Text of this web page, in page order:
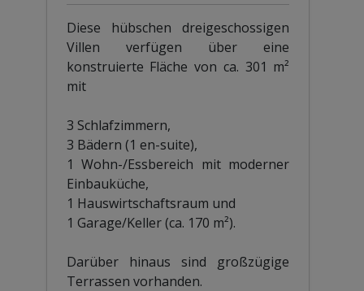
Diese hübschen dreigeschossigen
Villen verfügen über eine
konstruierte Fläche von ca. 301 m²
mit
3 Schlafzimmern,
3 Bädern (1 en-suite),
1 Wohn-/Essbereich mit moderner
Einbauküche,
1 Hauswirtschaftsraum und
1 Garage/Keller (ca. 170 m²).
Darüber hinaus sind großzügige
Terrassen vorhanden.